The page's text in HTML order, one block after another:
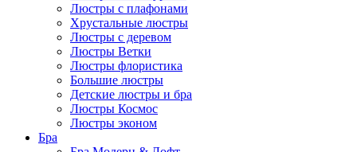
Люстры с плафонами
Хрустальные люстры
Люстры с деревом
Люстры Ветки
Люстры флористика
Большие люстры
Детские люстры и бра
Люстры Космос
Люстры эконом
Бра